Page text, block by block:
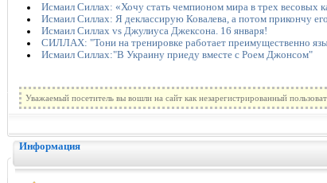
Исмаил Силлах: «Хочу стать чемпионом мира в трех весовых
Исмаил Силлах: Я деклассирую Ковалева, а потом прикончу его
Исмаил Силлах vs Джулиуса Джексона. 16 января!
СИЛЛАХ: "Тони на тренировке работает преимущественно
Исмаил Силлах:"В Украину приеду вместе с Роем Джонсом"
Уважаемый посетитель вы вошли на сайт как незарегистрированный
Информация